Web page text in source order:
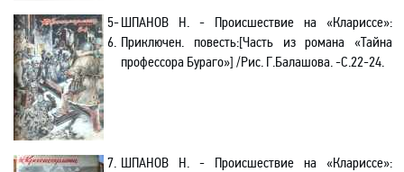
5-
6.
ШПАНОВ Н. - Происшествие на «Клариссе»:
Приключен. повесть:[Часть из романа «Тайна
профессора Бураго»] /Рис. Г.Балашова.-C.22-24.
7. ШПАНОВ Н. - Происшествие на «Клариссе»: